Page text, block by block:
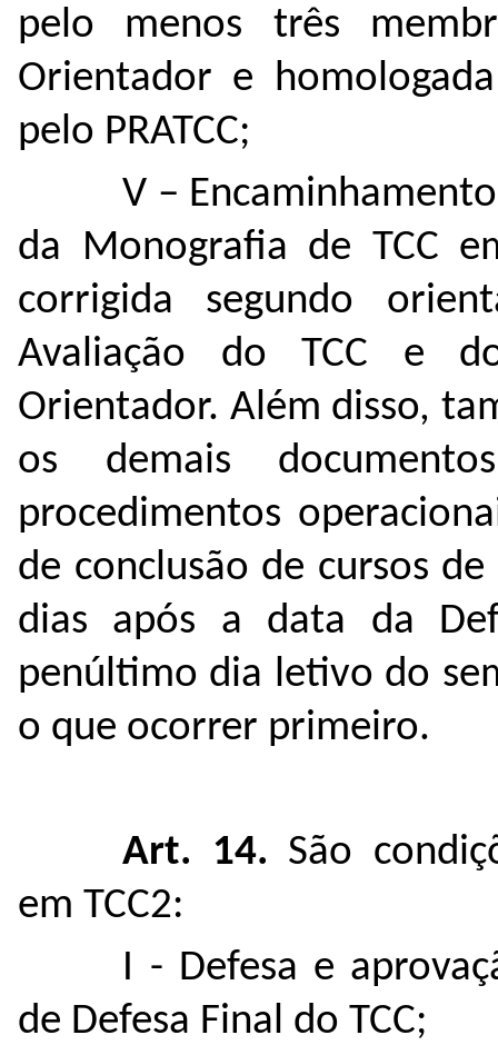
pelo menos três
Orientador e
pelo PRATCC;
V –
da Monografia de TCC
corrigida segundo
Avaliação do TCC e
Orientador. Além disso,
os demais
procedimentos
de conclusão de cursos
dias após a data da
penúltimo dia letivo do
o que ocorrer primeiro.
Art. 14. São
em TCC2:
I - Defesa e
de Defesa Final do TCC;